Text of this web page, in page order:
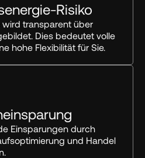
Risiko
transparent über
Dies bedeutet volle
hohe Flexibilität für Sie.
Einsparungen durch
und Handel